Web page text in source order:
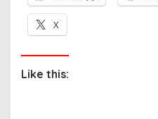
X
Like this: